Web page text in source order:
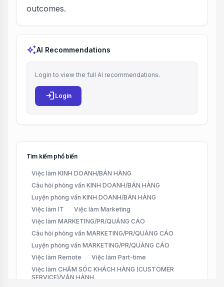
outcomes.
auto_awesomeAI Recommendations
Login to view the full AI recommendations.
login Login
Tìm kiếm phổ biến
Việc làm KINH DOANH/BÁN HÀNG
Câu hỏi phỏng vấn KINH DOANH/BÁN HÀNG
Luyện phỏng vấn KINH DOANH/BÁN HÀNG
Việc làm IT
Việc làm Marketing
Việc làm MARKETING/PR/QUẢNG CÁO
Câu hỏi phỏng vấn MARKETING/PR/QUẢNG CÁO
Luyện phỏng vấn MARKETING/PR/QUẢNG CÁO
Việc làm Remote
Việc làm Part-time
Việc làm CHĂM SÓC KHÁCH HÀNG (CUSTOMER
SERVICE)/VẬN HÀNH